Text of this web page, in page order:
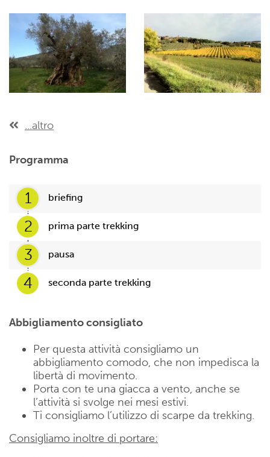
...altro
Programma
1 briefing
2 prima parte trekking
3 pausa
4 seconda parte trekking
Abbigliamento consigliato
Per questa attività consigliamo un
abbigliamento comodo, che non impedisca la
libertà di movimento.
Porta con te una giacca a vento, anche se
l’attività si svolge nei mesi estivi.
Ti consigliamo l’utilizzo di scarpe da trekking.
Consigliamo inoltre di portare: